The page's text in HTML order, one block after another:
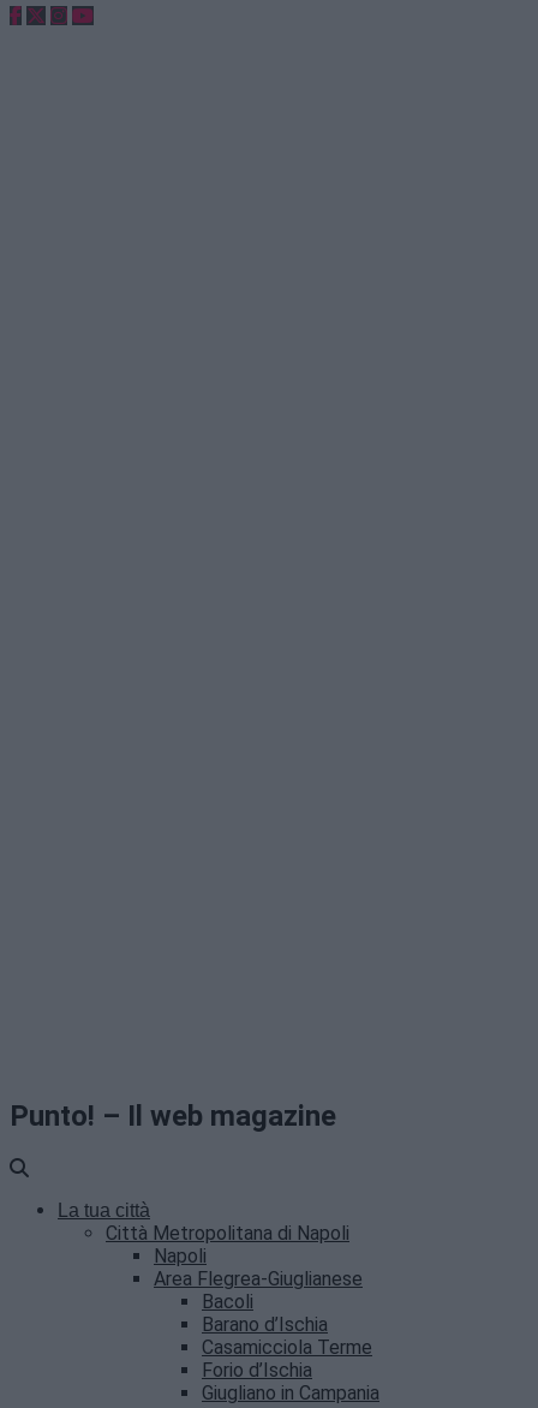
Punto! – Il web magazine
La tua città
Città Metropolitana di Napoli
Napoli
Area Flegrea-Giuglianese
Bacoli
Barano d’Ischia
Casamicciola Terme
Forio d’Ischia
Giugliano in Campania